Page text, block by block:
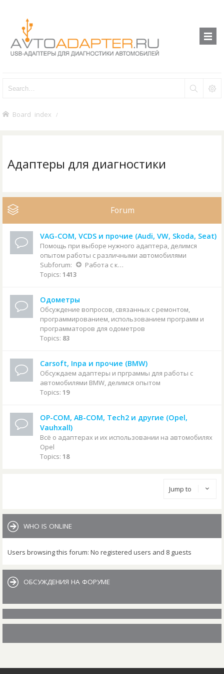
Board index
Адаптеры для диагностики
Forum
VAG-COM, VCDS и прочие (Audi, VW, Skoda, Seat)
Помощь при выборе нужного адаптера, делимся
опытом работы с различными автомобилями
Subforum:
Работа с конкретными автомобилями
Topics: 1413
Одометры
Обсуждение вопросов, связанных с ремонтом,
программированием, использованием программ и
программаторов для одометров
Topics: 83
Carsoft, Inpa и прочие (BMW)
Обсуждаем адаптеры и прграммы для работы с
автомобилями BMW, делимся опытом
Topics: 19
OP-COM, AB-COM, Tech2 и другие (Opel,
Vauhxall)
Всё о адаптерах и их использовании на автомобилях
Opel
Topics: 18
Jump to
WHO IS ONLINE
Users browsing this forum: No registered users and 8 guests
ОБСУЖДЕНИЯ НА ФОРУМЕ